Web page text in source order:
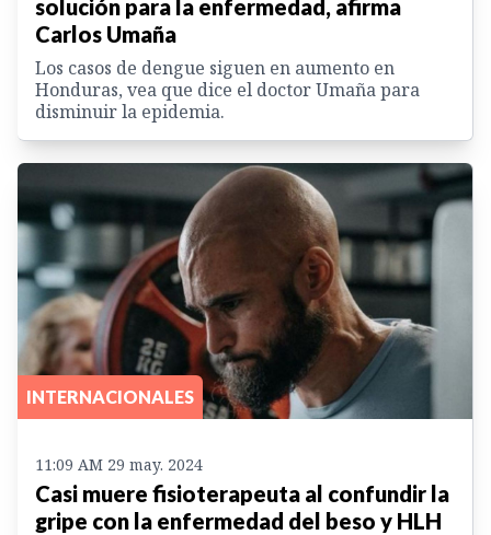
solución para la enfermedad, afirma
Carlos Umaña
Los casos de dengue siguen en aumento en
Honduras, vea que dice el doctor Umaña para
disminuir la epidemia.
INTERNACIONALES
11:09 AM 29 may. 2024
Casi muere fisioterapeuta al confundir la
gripe con la enfermedad del beso y HLH